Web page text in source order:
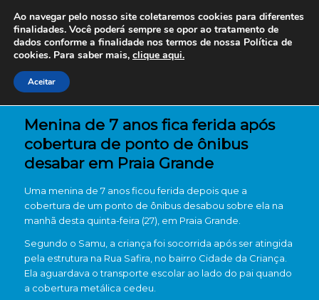
Menina de 7 anos fica ferida após
cobertura de ponto de ônibus
desabar em Praia Grande
Uma menina de 7 anos ficou ferida depois que a
cobertura de um ponto de ônibus desabou sobre ela na
manhã desta quinta-feira (27), em Praia Grande.
Segundo o Samu, a criança foi socorrida após ser atingida
pela estrutura na Rua Safira, no bairro Cidade da Criança.
Ela aguardava o transporte escolar ao lado do pai quando
a cobertura metálica cedeu.
Ao navegar pelo nosso site coletaremos cookies para diferentes
finalidades. Você poderá sempre se opor ao tratamento de
dados conforme a finalidade nos termos de nossa Política de
cookies. Para saber mais, clique aqui.
Aceitar